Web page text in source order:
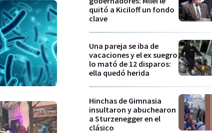
quitó a Kiciloff un fondo
clave
Una pareja se iba de
vacaciones y el ex suegro
lo mató de 12 disparos:
ella quedó herida
Hinchas de Gimnasia
insultaron y abuchearon
a Sturzenegger en el
clásico